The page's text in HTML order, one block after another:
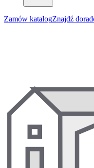
Zamów katalogZnajdź